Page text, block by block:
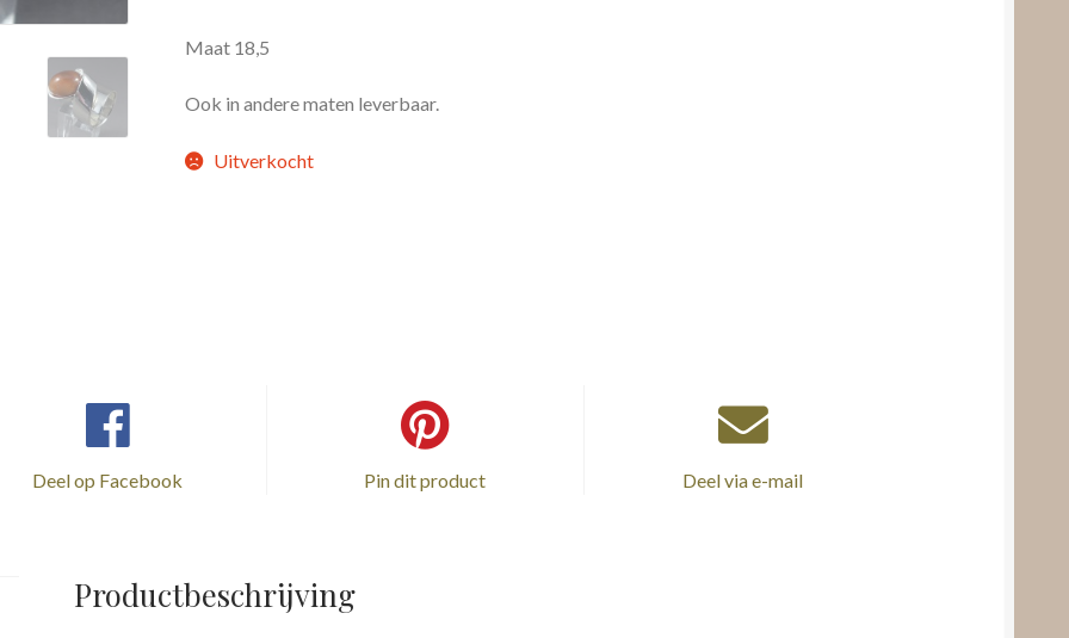
Maat 18,5
Ook in andere maten leverbaar.
Uitverkocht
Deel op Facebook Pin dit product Deel via e-mail
Productbeschrijving